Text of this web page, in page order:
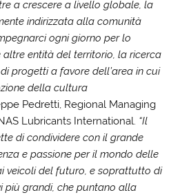
a crescere a livello globale, la
indirizzata alla comunità
ogni giorno per lo
altre entità del territorio, la ricerca
progetti a favore dell’area in cui
della cultura
Pedretti, Regional Managing
Lubricants International. “Il
di condividere con il grande
e passione per il mondo delle
veicoli del futuro, e soprattutto di
più grandi, che puntano alla